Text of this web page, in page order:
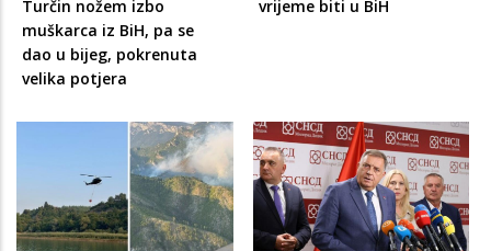
Turčin nožem izbo
muškarca iz BiH, pa se
dao u bijeg, pokrenuta
velika potjera
vrijeme biti u BiH